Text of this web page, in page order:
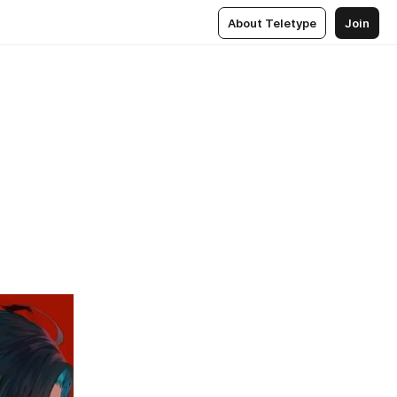
About Teletype Join